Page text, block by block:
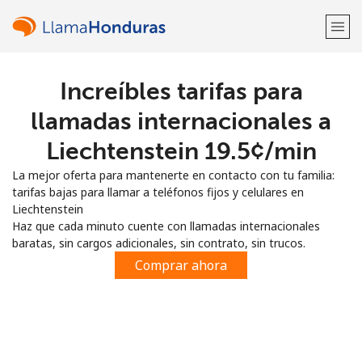
¡Bienvenido!
Regístrate con
o
Increíbles tarifas para
llamadas internacionales a
Liechtenstein ⁦19.5¢⁩/min
La mejor oferta para mantenerte en contacto con tu familia:
tarifas bajas para llamar a teléfonos fijos y celulares en
Liechtenstein
Haz que cada minuto cuente con llamadas internacionales
baratas, sin cargos adicionales, sin contrato, sin trucos.
Comprar ahora